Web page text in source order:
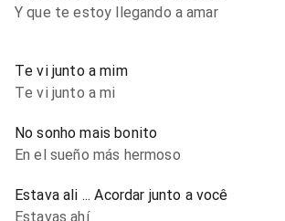
Y que te estoy llegando a amar
Te vi junto a mim
Te vi junto a mi
No sonho mais bonito
En el sueño más hermoso
Estava ali ... Acordar junto a você
Estavas ahí